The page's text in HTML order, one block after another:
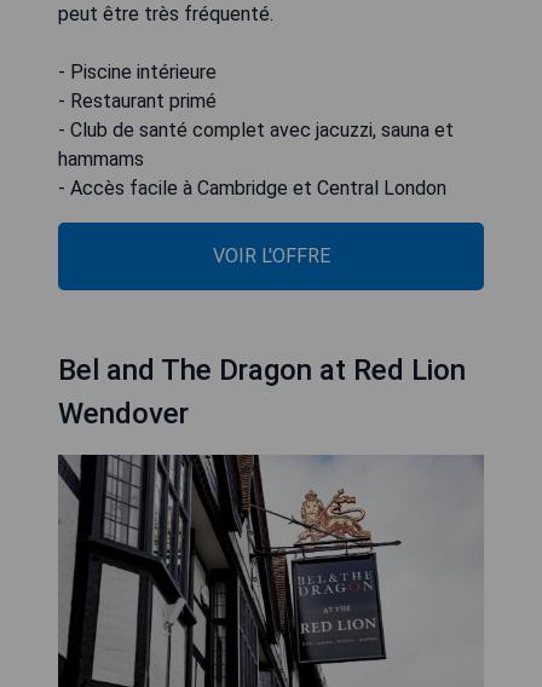
peut être très fréquenté.
- Piscine intérieure
- Restaurant primé
- Club de santé complet avec jacuzzi, sauna et
hammams
- Accès facile à Cambridge et Central London
VOIR L'OFFRE
Bel and The Dragon at Red Lion
Wendover